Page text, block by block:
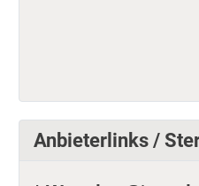
Anbieterlinks /